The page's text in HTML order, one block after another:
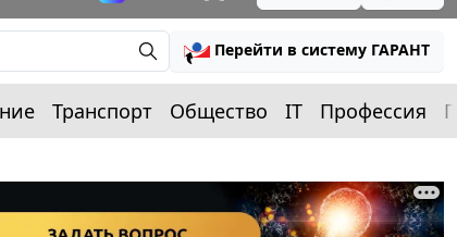
Перейти в систему ГАРАНТ
Транспорт Общество IT Профессия